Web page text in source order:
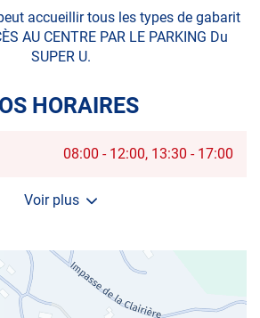
accueillir tous les types de gabarit
AU CENTRE PAR LE PARKING Du
SUPER U.
HORAIRES
08:00 - 12:00 13:30 - 17:00
Voir plus
et
d'ouverture
du
centre
AUTOSUR